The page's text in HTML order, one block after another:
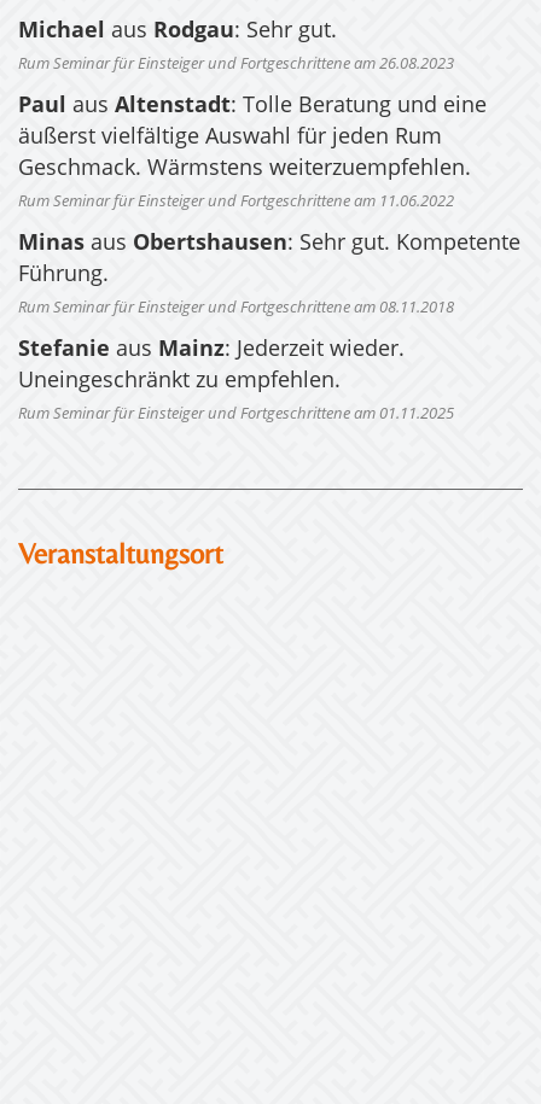
Michael aus Rodgau: Sehr gut.
Rum Seminar für Einsteiger und Fortgeschrittene am 26.08.2023
Paul aus Altenstadt: Tolle Beratung und eine
äußerst vielfältige Auswahl für jeden Rum
Geschmack. Wärmstens weiterzuempfehlen.
Rum Seminar für Einsteiger und Fortgeschrittene am 11.06.2022
Minas aus Obertshausen: Sehr gut. Kompetente
Führung.
Rum Seminar für Einsteiger und Fortgeschrittene am 08.11.2018
Stefanie aus Mainz: Jederzeit wieder.
Uneingeschränkt zu empfehlen.
Rum Seminar für Einsteiger und Fortgeschrittene am 01.11.2025
Veranstaltungsort